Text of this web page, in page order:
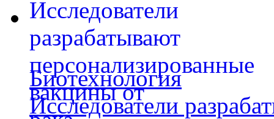
Биотехнология
Исследователи